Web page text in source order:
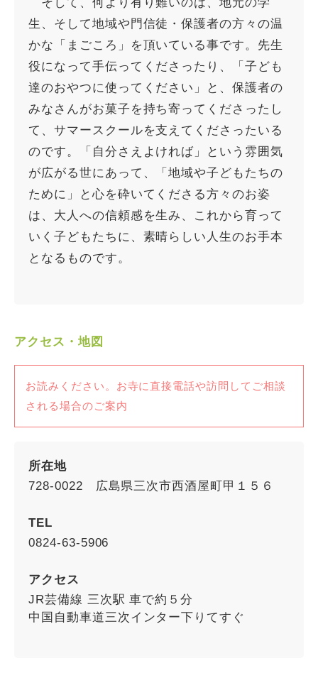
生、そして地域や門信徒・保護者の方々の温
かな「まごころ」を頂いている事です。先生
役になって手伝ってくださったり、「子ども
達のおやつに使ってください」と、保護者の
みなさんがお菓子を持ち寄ってくださったし
て、サマースクールを支えてくださったいる
のです。「自分さえよければ」という雰囲気
が広がる世にあって、「地域や子どもたちの
ために」と心を砕いてくださる方々のお姿
は、大人への信頼感を生み、これから育って
いく子どもたちに、素晴らしい人生のお手本
となるものです。
アクセス・地図
お読みください。お寺に直接電話や訪問してご相談
される場合のご案内
所在地
728-0022 広島県三次市西酒屋町甲１５６
TEL
0824-63-5906
アクセス
JR芸備線 三次駅 車で約５分
中国自動車道三次インター下りてすぐ